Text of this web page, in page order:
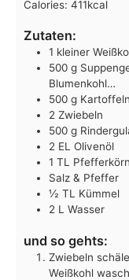
Calories: 411kcal
Zutaten:
1 kleiner
500 g
Blumenkohl…
500 g Kartoffeln
2 Zwiebeln
500 g
2 EL Olivenöl
1 TL
Salz & Pfeffer
½ TL Kümmel
2 L Wasser
und so gehts:
Zwiebeln
Weißkohl